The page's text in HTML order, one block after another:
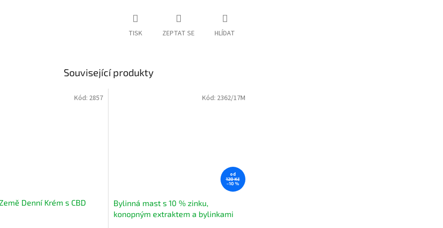
TISK ZEPTAT SE HLÍDAT
Související produkty
Denní Krém s CBD
Kód: 2857
od
120 Kč
–10 %
Bylinná mast s 10 % zinku,
konopným extraktem a bylinkami
Kód: 2362/17M